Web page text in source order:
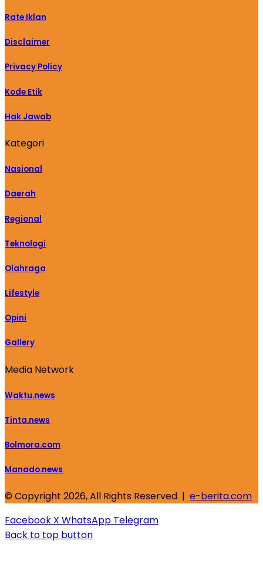
Rate Iklan
Disclaimer
Privacy Policy
Kode Etik
Hak Jawab
Kategori
Nasional
Daerah
Regional
Teknologi
Olahraga
Lifestyle
Opini
Gallery
Media Network
Waktu.news
Tinta.news
Bolmora.com
Manado.news
© Copyright 2026, All Rights Reserved | e-berita.com
Facebook X WhatsApp Telegram
Back to top button